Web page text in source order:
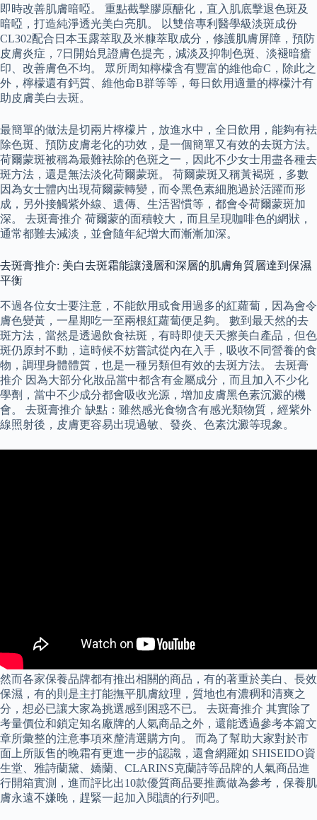
即時改善肌膚暗啞。 重點截擊膠原醣化，直入肌底擊退色斑及
暗啞，打造純淨透光美白亮肌。 以雙倍專利醫學級淡斑成份
CL302配合日本玉露萃取及米糠萃取成分，修護肌膚屏障，預防
皮膚炎症，7日開始見證膚色提亮，減淡及抑制色斑、淡褪暗瘡
印、改善膚色不均。 眾所周知檸檬含有豐富的維他命C，除此之
外，檸檬還有鈣質、維他命B群等等，每日飲用適量的檸檬汁有
助皮膚美白去斑。
最簡單的做法是切兩片檸檬片，放進水中，全日飲用，能夠有袪
除色斑、預防皮膚老化的功效，是一個簡單又有效的去斑方法。
荷爾蒙斑被稱為最難袪除的色斑之一，因此不少女士用盡各種去
斑方法，還是無法淡化荷爾蒙斑。 荷爾蒙斑又稱黃褐斑，多數
因為女士體內出現荷爾蒙轉變，而令黑色素細胞過於活躍而形
成，另外接觸紫外線、遺傳、生活習慣等，都會令荷爾蒙斑加
深。 去斑膏推介 荷爾蒙的面積較大，而且呈現咖啡色的網狀，
通常都難去減淡，並會隨年紀增大而漸漸加深。
去斑膏推介: 美白去斑霜能讓淺層和深層的肌膚角質層達到保濕
平衡
不過各位女士要注意，不能飲用或食用過多的紅蘿蔔，因為會令
膚色變黃，一星期吃一至兩根紅蘿蔔便足夠。 數到最天然的去
斑方法，當然是透過飲食袪斑，有時即使天天擦美白產品，但色
斑仍原封不動，這時候不妨嘗試從內在入手，吸收不同營養的食
物，調理身體體質，也是一種另類但有效的去斑方法。 去斑膏
推介 因為大部分化妝品當中都含有金屬成分，而且加入不少化
學劑，當中不少成分都會吸收光源，增加皮膚黑色素沉澱的機
會。 去斑膏推介 缺點：雖然感光食物含有感光類物質，經紫外
線照射後，皮膚更容易出現過敏、發炎、色素沈澱等現象。
然而各家保養品牌都有推出相關的商品，有的著重於美白、長效
保濕，有的則是主打能撫平肌膚紋理，質地也有濃稠和清爽之
分，想必已讓大家為挑選感到困惑不已。 去斑膏推介 其實除了
考量價位和鎖定知名廠牌的人氣商品之外，還能透過參考本篇文
章所彙整的注意事項來釐清選購方向。 而為了幫助大家對於市
面上所販售的晚霜有更進一步的認識，還會網羅如 SHISEIDO資
生堂、雅詩蘭黛、嬌蘭、CLARINS克蘭詩等品牌的人氣商品進
行開箱實測，進而評比出10款優質商品要推薦做為參考，保養肌
膚永遠不嫌晚，趕緊一起加入閱讀的行列吧。